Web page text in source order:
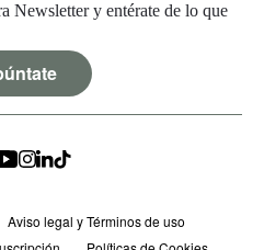
Newsletter y entérate de lo que
Aviso legal y Términos de uso